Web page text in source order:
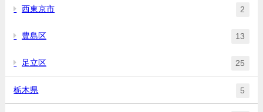
西東京市 2
豊島区 13
足立区 25
栃木県 5